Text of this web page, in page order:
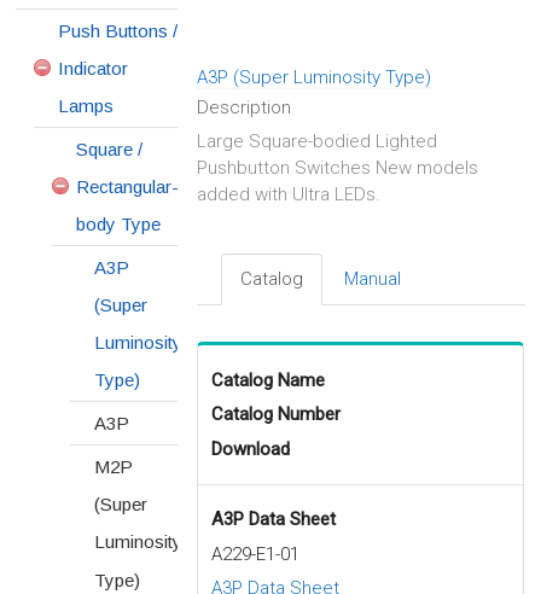
A3P (Super Luminosity Type)
Description
Large Square-bodied Lighted
Pushbutton Switches New models
added with Ultra LEDs.
Catalog Manual
Catalog Name
Catalog Number
Download
A3P Data Sheet
A229-E1-01
A3P Data Sheet
Push Buttons /
Indicator
Lamps
Square /
Rectangular-
body Type
A3P
(Super
Luminosity
Type)
A3P
M2P
(Super
Luminosity
Type)